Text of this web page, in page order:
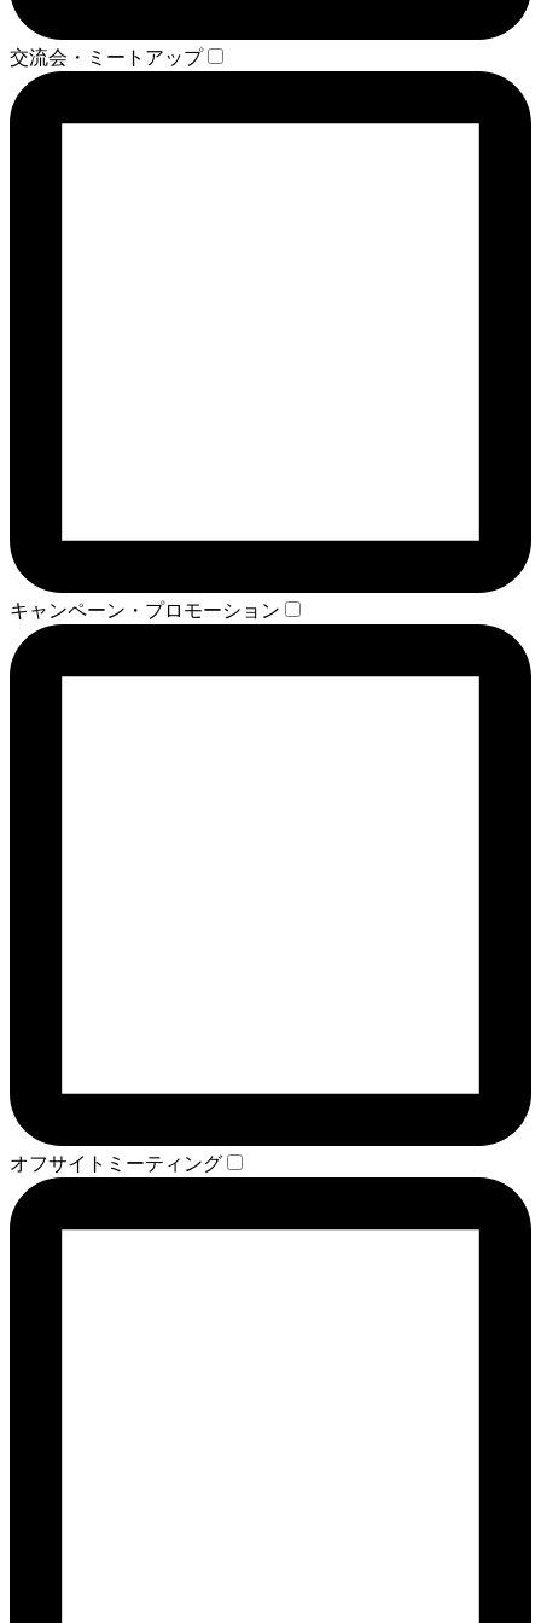
交流会・ミートアップ
キャンペーン・プロモーション
オフサイトミーティング